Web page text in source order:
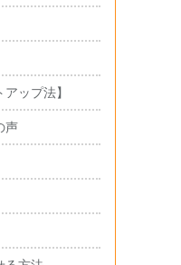
ップ法】
声